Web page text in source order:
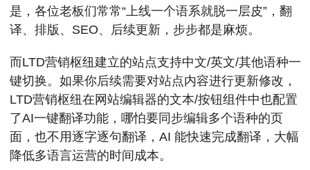
是，各位老板们常常“上线一个语系就脱一层皮”，翻
译、排版、SEO、后续更新，步步都是麻烦。
而LTD营销枢纽建立的站点支持中文/英文/其他语种一
键切换。如果你后续需要对站点内容进行更新修改，
LTD营销枢纽在网站编辑器的文本/按钮组件中也配置
了AI一键翻译功能，哪怕要同步编辑多个语种的页
面，也不用逐字逐句翻译，AI 能快速完成翻译，大幅
降低多语言运营的时间成本。